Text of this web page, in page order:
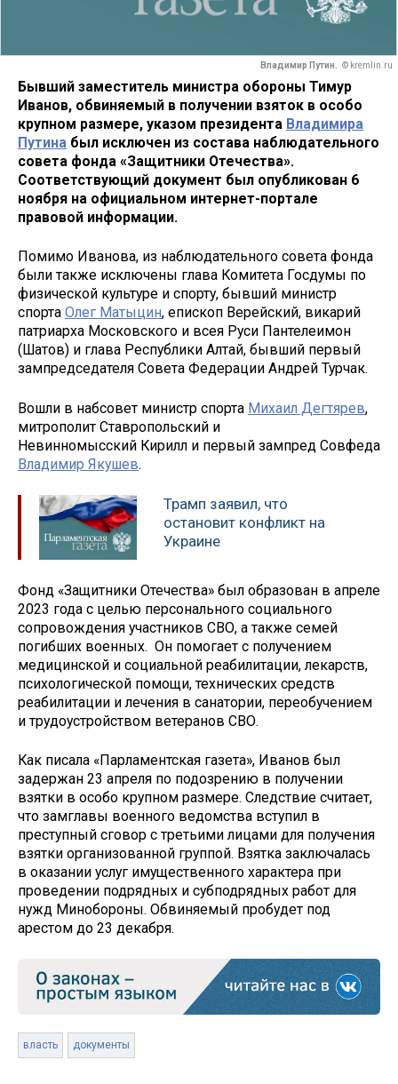
Владимир Путин. © kremlin.ru
Бывший заместитель министра обороны Тимур
Иванов, обвиняемый в получении взяток в особо
крупном размере, указом президента Владимира
Путина был исключен из состава наблюдательного
совета фонда «Защитники Отечества».
Соответствующий документ был опубликован 6
ноября на официальном интернет-портале
правовой информации.
Помимо Иванова, из наблюдательного совета фонда
были также исключены глава Комитета Госдумы по
физической культуре и спорту, бывший министр
спорта Олег Матыцин, епископ Верейский, викарий
патриарха Московского и всея Руси Пантелеимон
(Шатов) и глава Республики Алтай, бывший первый
зампредседателя Совета Федерации Андрей Турчак.
Вошли в набсовет министр спорта Михаил Дегтярев,
митрополит Ставропольский и
Невинномысский Кирилл и первый зампред Совфеда
Владимир Якушев.
Трамп заявил, что
остановит конфликт на
Украине
Фонд «Защитники Отечества» был образован в апреле
2023 года с целью персонального социального
сопровождения участников СВО, а также семей
погибших военных. Он помогает с получением
медицинской и социальной реабилитации, лекарств,
психологической помощи, технических средств
реабилитации и лечения в санатории, переобучением
и трудоустройством ветеранов СВО.
Как писала «Парламентская газета», Иванов был
задержан 23 апреля по подозрению в получении
взятки в особо крупном размере. Следствие считает,
что замглавы военного ведомства вступил в
преступный сговор с третьими лицами для получения
взятки организованной группой. Взятка заключалась
в оказании услуг имущественного характера при
проведении подрядных и субподрядных работ для
нужд Минобороны. Обвиняемый пробудет под
арестом до 23 декабря.
власть документы